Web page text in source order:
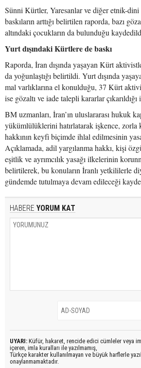
Sünni Kürtler, Yaresanlar ve diğer etnik-
baskıların arttığı belirtilen raporda, bazı
altındaki çocukların da bulunduğu
Yurt dışındaki Kürtlere de baskı
Raporda, İran dışında yaşayan Kürt
da yoğunlaştığı belirtildi. Yurt dışında
mal varlıklarına el konulduğu, 37 Kürt
ise gözaltı ve iade talepli kararlar
BM uzmanları, İran’ın uluslararası hukuk
yükümlülüklerini hatırlatarak işkence, zorla
hakkının keyfi biçimde ihlal edilmesinin
Açıklamada, adil yargılanma hakkı, kişi
eşitlik ve ayrımcılık yasağı ilkelerinin
belirtilerek, bu konuların İranlı yetkililerle
gündemde tutulmaya devam edileceği
HABERE YORUM KAT
UYARI: Küfür, hakaret, rencide edici cümleler veya
içeren, imla kuralları ile yazılmamış,
Türkçe karakter kullanılmayan ve büyük harflerle
onaylanmamaktadır.